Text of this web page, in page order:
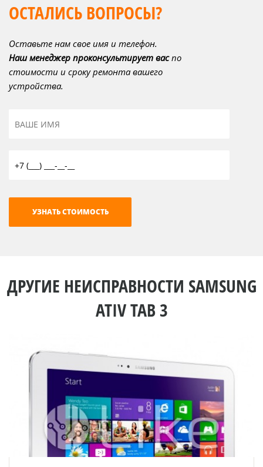
ОСТАЛИСЬ ВОПРОСЫ?
Оставьте нам свое имя и телефон.
Наш менеджер проконсультирует васпо
стоимости и сроку ремонта вашего
устройства.
ДРУГИЕ НЕИСПРАВНОСТИ SAMSUNG
ATIV TAB 3